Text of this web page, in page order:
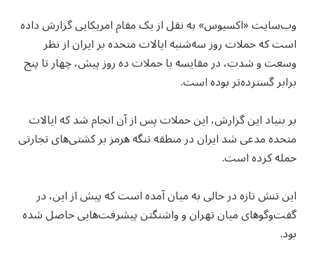
وب‌سایت «اکسیوس» به نقل از یک مقام امریکایی گزارش داده
است که حملات روز سه‌شنبه ایالات متحده بر ایران از نظر
وسعت و شدت، در مقایسه با حملات ده روز پیش، چهار تا پنج
برابر گسترده‌تر بوده است.
بر بنیاد این گزارش، این حملات پس از آن انجام شد که ایالات
متحده مدعی شد ایران در منطقه تنگه هرمز بر کشتی‌های تجارتی
حمله کرده است.
این تنش تازه در حالی به میان آمده است که پیش از این، در
گفت‌وگوهای میان تهران و واشنگتن پیشرفت‌هایی حاصل شده
بود.